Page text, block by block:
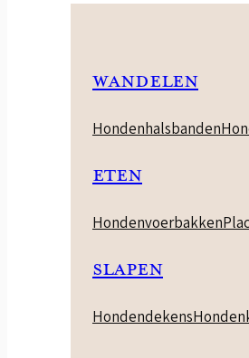
WANDELEN
Hondenhalsbanden
ETEN
Hondenvoerbakken
SLAPEN
Hondendekens